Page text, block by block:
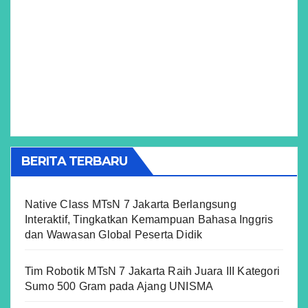
BERITA TERBARU
Native Class MTsN 7 Jakarta Berlangsung
Interaktif, Tingkatkan Kemampuan Bahasa Inggris
dan Wawasan Global Peserta Didik
Tim Robotik MTsN 7 Jakarta Raih Juara III Kategori
Sumo 500 Gram pada Ajang UNISMA